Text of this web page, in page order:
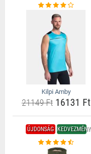
Kilpi Amby
21149 Ft16131 Ft
ÚJDONSÁG KEDVEZMÉNY